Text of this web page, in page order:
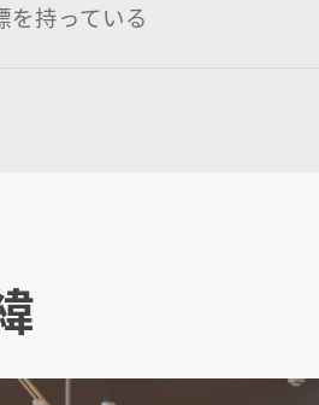
持っている